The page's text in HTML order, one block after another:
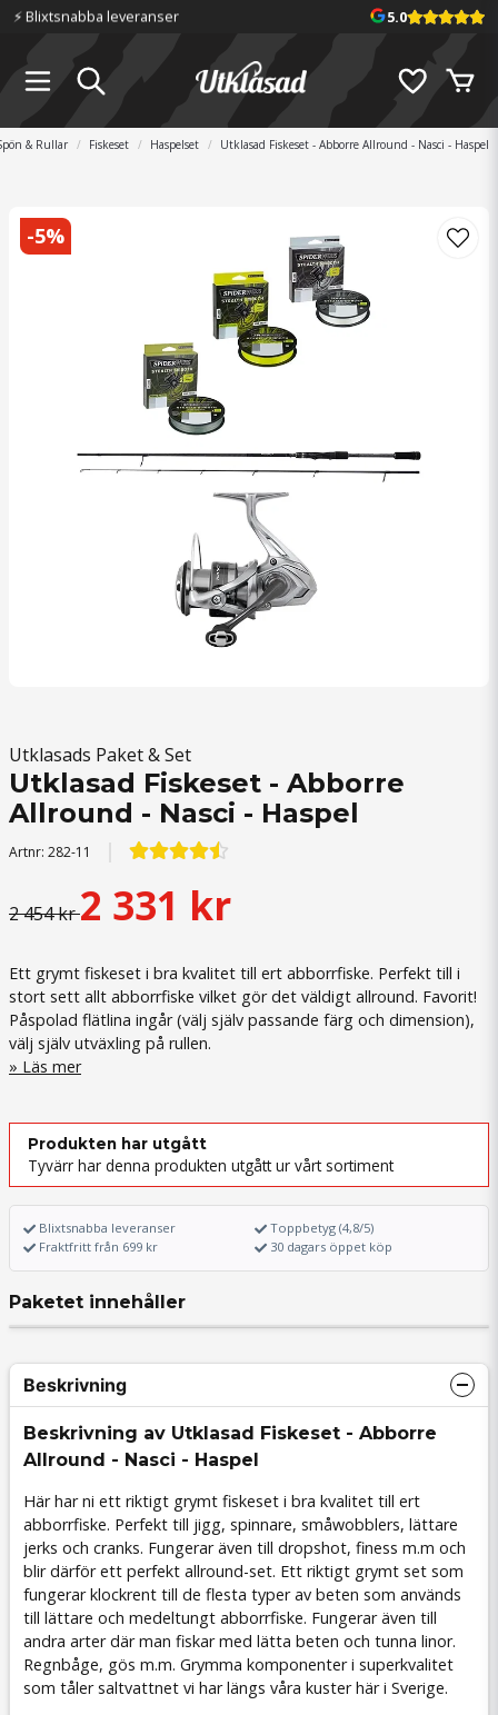
⚡️ Blixtsnabba leveranser 5.0
& Rullar Fiskeset Haspelset Utklasad Fiskeset - Abborre Allround - Nasci - Haspel
-5%
Utklasads Paket & Set
Utklasad Fiskeset - Abborre
Allround - Nasci - Haspel
Artnr: 282-11
2 454 kr2 331 kr
Ett grymt fiskeset i bra kvalitet till ert abborrfiske. Perfekt till i
stort sett allt abborrfiske vilket gör det väldigt allround. Favorit!
Påspolad flätlina ingår (välj själv passande färg och dimension),
välj själv utväxling på rullen.
Läs mer
Produkten har utgått
Tyvärr har denna produkten utgått ur vårt sortiment
Blixtsnabba leveranser
Fraktfritt från 699 kr
Toppbetyg (4,8/5)
30 dagars öppet köp
Paketet innehåller
Beskrivning
Beskrivning av Utklasad Fiskeset - Abborre
Allround - Nasci - Haspel
Här har ni ett riktigt grymt fiskeset i bra kvalitet till ert
abborrfiske. Perfekt till jigg, spinnare, småwobblers, lättare
jerks och cranks. Fungerar även till dropshot, finess m.m och
blir därför ett perfekt allround-set. Ett riktigt grymt set som
fungerar klockrent till de flesta typer av beten som används
till lättare och medeltungt abborrfiske. Fungerar även till
andra arter där man fiskar med lätta beten och tunna linor.
Regnbåge, gös m.m. Grymma komponenter i superkvalitet
som tåler saltvattnet vi har längs våra kuster här i Sverige.